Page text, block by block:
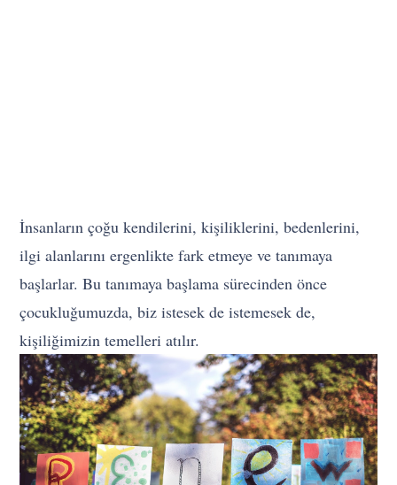
İnsanların çoğu kendilerini, kişiliklerini, bedenlerini,
ilgi alanlarını ergenlikte fark etmeye ve tanımaya
başlarlar. Bu tanımaya başlama sürecinden önce
çocukluğumuzda, biz istesek de istemesek de,
kişiliğimizin temelleri atılır.